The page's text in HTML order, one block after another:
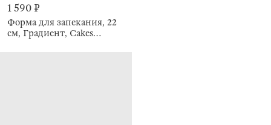
1 590 ₽
Форма для запекания, 22
см, Градиент, Cakes